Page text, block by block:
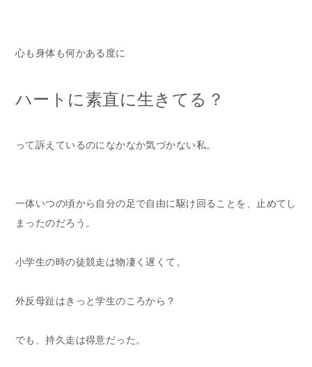
心も身体も何かある度に
ハートに素直に生きてる？
って訴えているのになかなか気づかない私。
一体いつの頃から自分の足で自由に駆け回ることを、止めてし
まったのだろう。
小学生の時の徒競走は物凄く遅くて。
外反母趾はきっと学生のころから？
でも、持久走は得意だった。